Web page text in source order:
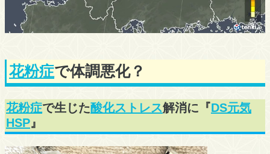
花粉症で体調悪化？
花粉症で生じた酸化ストレス解消に『DS元気
HSP』